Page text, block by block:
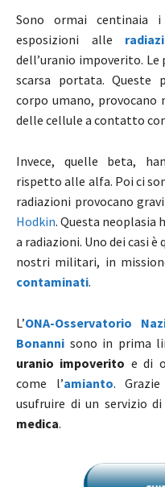
Sono ormai
esposizioni alle
dell’uranio impoverito.
scarsa portata. Queste
corpo umano,
delle cellule a contatto
Invece, quelle beta,
rispetto alle alfa. Poi ci
radiazioni provocano gravi
Hodkin. Questa neoplasia
a radiazioni. Uno dei casi è
nostri militari, in
contaminati.
L’ONA-Osservatorio
Bonanni sono in prima
uranio impoverito e di
come l’amianto.
usufruire di un servizio di
medica.